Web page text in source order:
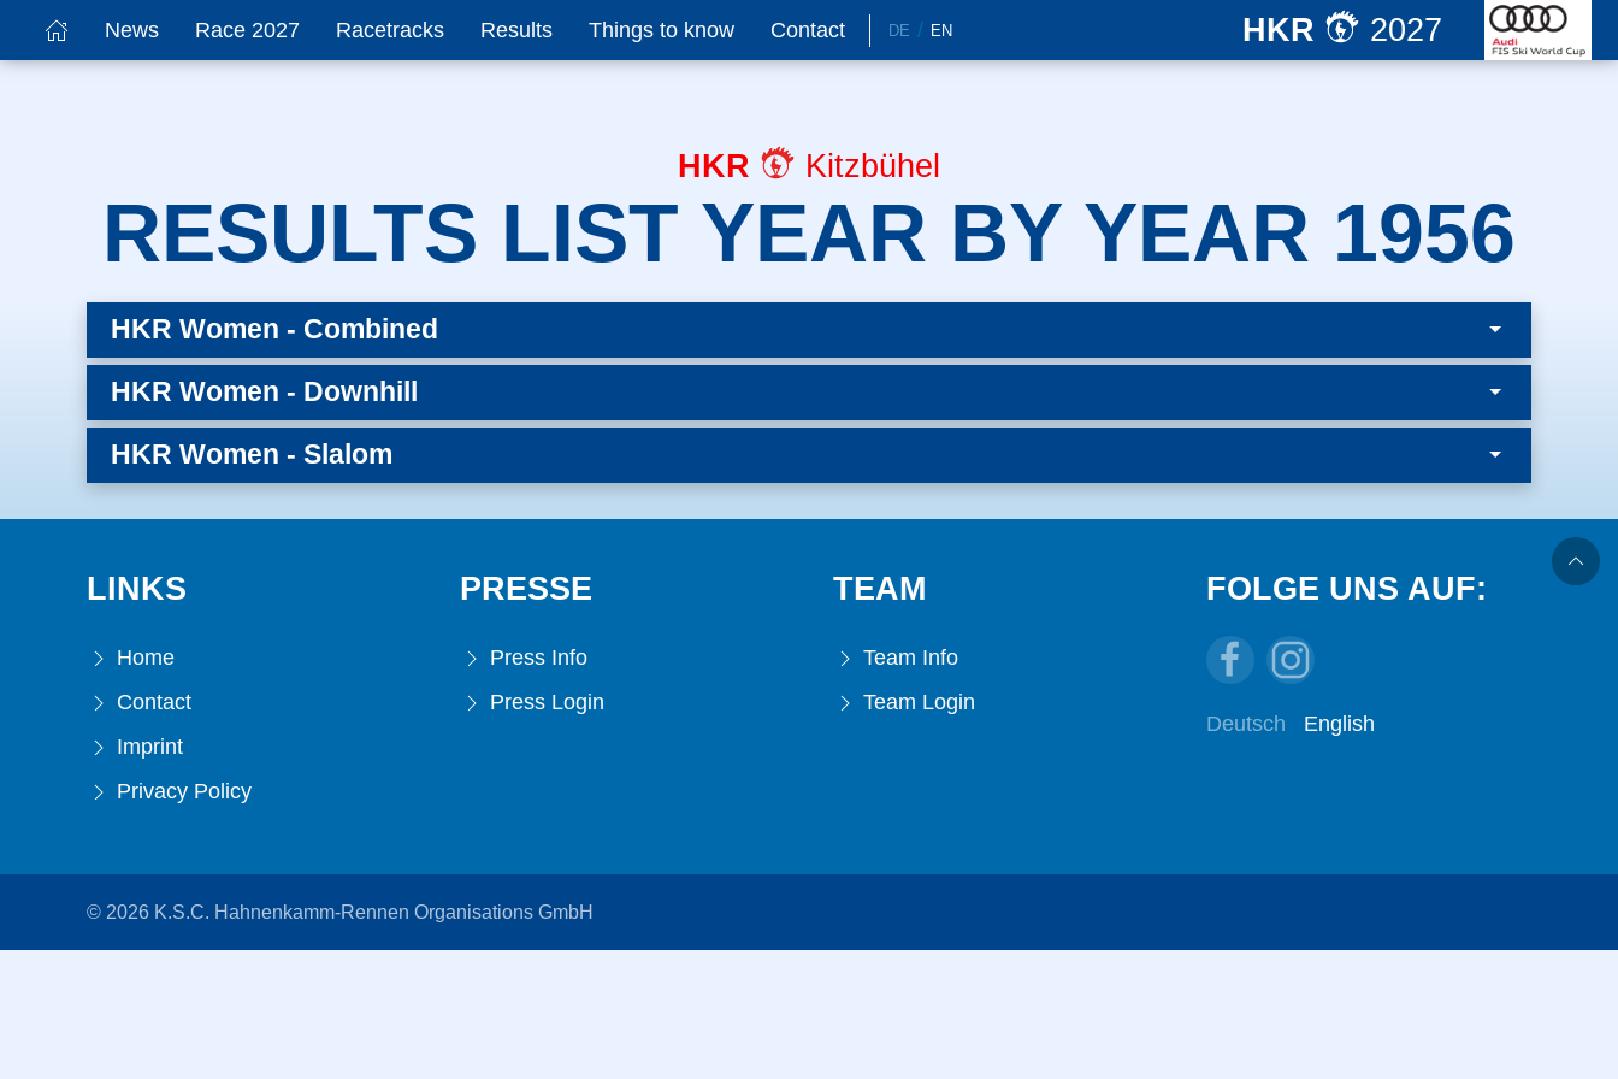
News Race 2027 Racetracks Results Things to know Contact DE EN HKR 2027
HKR Kitzbühel
RESULTS LIST YEAR BY YEAR 1956
HKR Women - Combined
HKR Women - Downhill
HKR Women - Slalom
LINKS
Home
Contact
Imprint
Privacy Policy
PRESSE
Press Info
Press Login
TEAM
Team Info
Team Login
FOLGE UNS AUF:
Deutsch English
© 2026 K.S.C. Hahnenkamm-Rennen Organisations GmbH